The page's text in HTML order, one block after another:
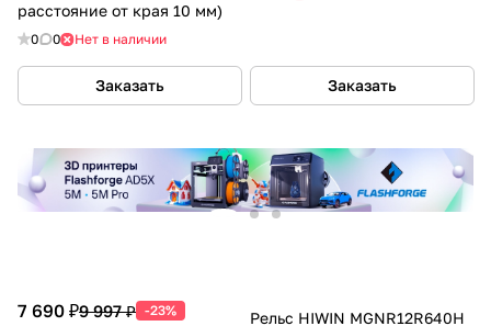
расстояние от края 10 мм)
0 0 Нет в наличии
Заказать Заказать
7 690 ₽9 997 ₽ -23% Рельс HIWIN MGNR12R640H